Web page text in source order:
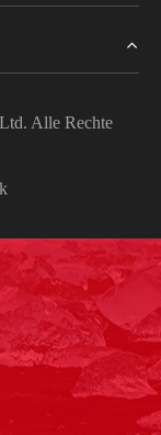
Alle Rechte